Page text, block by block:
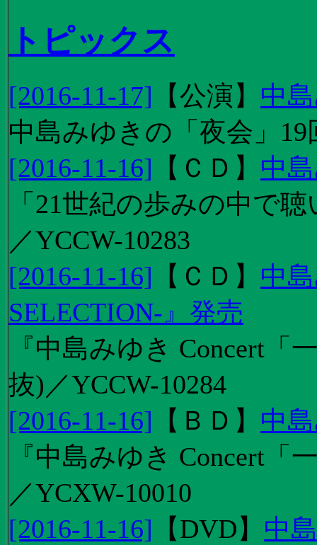
トピックス
[2016-11-17] 【公演 】 中
中島みゆきの「夜会」
[2016-11-16] 【 ＣＤ 】 中
「21世紀の歩みの中で
／YCCW-10283
[2016-11-16] 【 ＣＤ 】 中
SELECTION-』発売
『中島みゆき Concert
抜)／YCCW-10284
[2016-11-16] 【 ＢＤ 】 中
『中島みゆき Concert
／YCXW-10010
[2016-11-16] 【DVD】 中